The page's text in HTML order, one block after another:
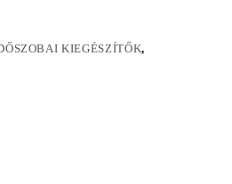
KIEGÉSZÍTŐK,